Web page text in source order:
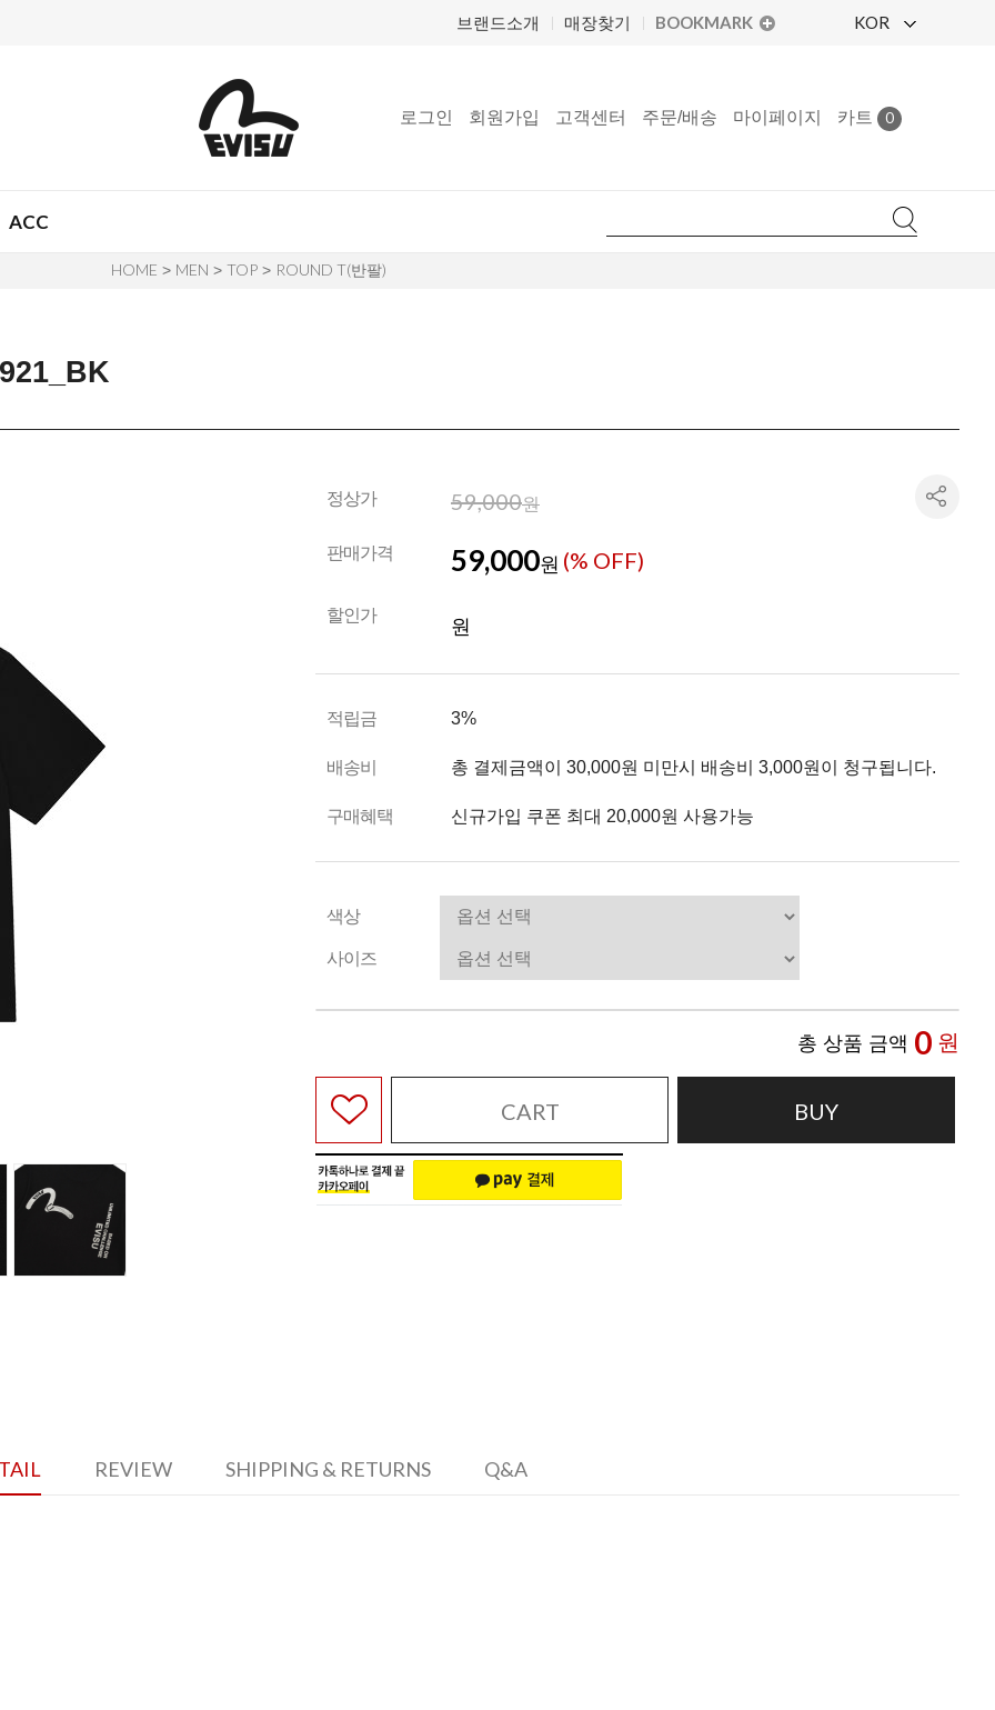
브랜드소개 매장찾기 BOOKMARK KOR
로그인 회원가입 고객센터 주문/배송 마이페이지 카트 0
ACC
HOME > MEN > TOP > ROUND T(반팔)
정상가 59,000원
판매가격 59,000원 (% OFF)
할인가 원
적립금 3%
배송비 총 결제금액이 30,000원 미만시 배송비 3,000원이 청구됩니다.
구매혜택 신규가입 쿠폰 최대 20,000원 사용가능
색상
사이즈
총 상품 금액 0 원
CART BUY
REVIEW SHIPPING & RETURNS Q&A